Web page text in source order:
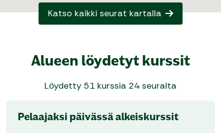
Katso kaikki seurat kartalla
Alueen löydetyt kurssit
Löydetty 51 kurssia 24 seuralta
Pelaajaksi päivässä alkeiskurssit